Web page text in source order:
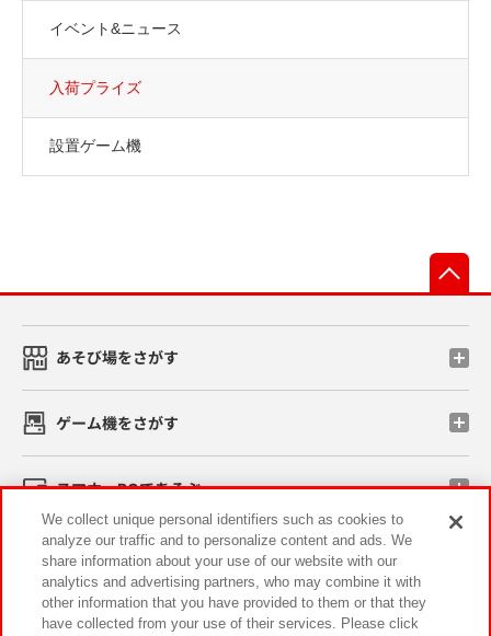
イベント&ニュース
入荷プライズ
設置ゲーム機
あそび場をさがす
ゲーム機をさがす
スマホ・PCであそぶ
イベント・キャンペーン
We collect unique personal identifiers such as cookies to
analyze our traffic and to personalize content and ads. We
share information about your use of our website with our
analytics and advertising partners, who may combine it with
other information that you have provided to them or that they
have collected from your use of their services. Please click